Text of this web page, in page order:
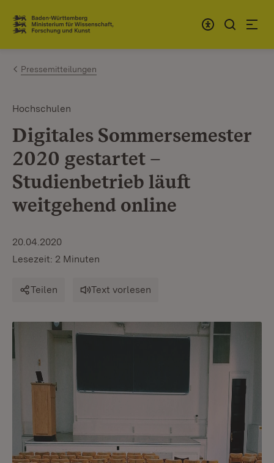
Zum Inhalt springen
Link zur Startseite
Pressemitteilungen
Hochschulen
Digitales Sommersemester
2020 gestartet –
Studienbetrieb läuft
weitgehend online
20.04.2020
Lesezeit: 2 Minuten
Teilen Text vorlesen